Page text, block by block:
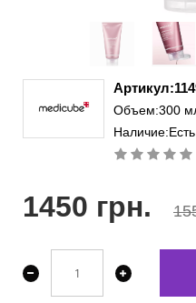
Объем:300
1450 грн.